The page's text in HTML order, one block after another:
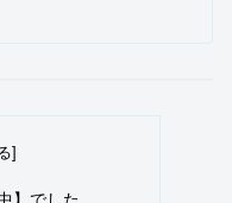
】でした